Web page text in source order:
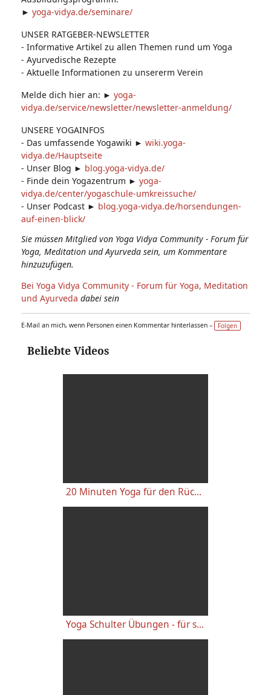
► yoga-vidya.de/seminare/
UNSER RATGEBER-NEWSLETTER
- Informative Artikel zu allen Themen rund um Yoga
- Ayurvedische Rezepte
- Aktuelle Informationen zu unsererm Verein
Melde dich hier an: ► yoga-
vidya.de/service/newsletter/newsletter-anmeldung/
UNSERE YOGAINFOS
- Das umfassende Yogawiki ► wiki.yoga-
vidya.de/Hauptseite
- Unser Blog ► blog.yoga-vidya.de/
- Finde dein Yogazentrum ► yoga-
vidya.de/center/yogaschule-umkreissuche/
- Unser Podcast ► blog.yoga-vidya.de/horsendungen-
auf-einen-blick/
Sie müssen Mitglied von Yoga Vidya Community - Forum für
Yoga, Meditation und Ayurveda sein, um Kommentare
hinzuzufügen.
Bei Yoga Vidya Community - Forum für Yoga, Meditation
und Ayurveda dabei sein
E-Mail an mich, wenn Personen einen Kommentar hinterlassen – Folgen
Beliebte Videos
20 Minuten Yoga für den Rücken - Anfänger-Level
Yoga Schulter Übungen - für starke gesunde Schultern, gegen Schulterschmerzen